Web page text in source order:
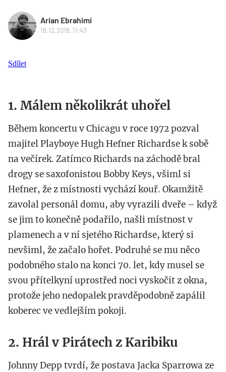
Arian Ebrahimi
18.12.2018, 11:43
Sdílet
1. Málem několikrát uhořel
Během koncertu v Chicagu v roce 1972 pozval
majitel Playboye Hugh Hefner Richardse k sobě
na večírek. Zatímco Richards na záchodě bral
drogy se saxofonistou Bobby Keys, všiml si
Hefner, že z místnosti vychází kouř. Okamžitě
zavolal personál domu, aby vyrazili dveře – když
se jim to konečně podařilo, našli místnost v
plamenech a v ní sjetého Richardse, který si
nevšiml, že začalo hořet. Podruhé se mu něco
podobného stalo na konci 70. let, kdy musel se
svou přítelkyní uprostřed noci vyskočit z okna,
protože jeho nedopalek pravděpodobně zapálil
koberec ve vedlejším pokoji.
2. Hrál v Pirátech z Karibiku
Johnny Depp tvrdí, že postava Jacka Sparrowa ze